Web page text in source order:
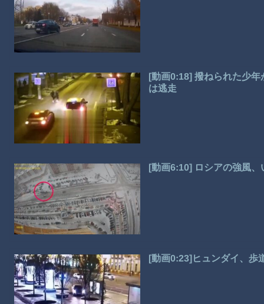
[動画0:18] 撥ねられた少
は逃走
[動画6:10] ロシアの強風
[動画0:23]ヒュンダイ、歩